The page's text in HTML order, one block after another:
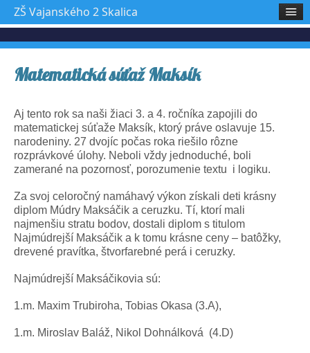
Matematická súťaž Maksík
Aj tento rok sa naši žiaci 3. a 4. ročníka zapojili do
matematickej súťaže Maksík, ktorý práve oslavuje 15.
narodeniny. 27 dvojíc počas roka riešilo rôzne
rozprávkové úlohy. Neboli vždy jednoduché, boli
zamerané na pozornosť, porozumenie textu i logiku.
Za svoj celoročný namáhavý výkon získali deti krásny
diplom Múdry Maksáčik a ceruzku. Tí, ktorí mali
najmenšiu stratu bodov, dostali diplom s titulom
Najmúdrejší Maksáčik a k tomu krásne ceny – batôžky,
drevené pravítka, štvorfarebné perá i ceruzky.
Najmúdrejší Maksáčikovia sú:
1.m. Maxim Trubiroha, Tobias Okasa (3.A),
1.m. Miroslav Baláž, Nikol Dohnálková (4.D)
ZŠ Vajanského 2 Skalica